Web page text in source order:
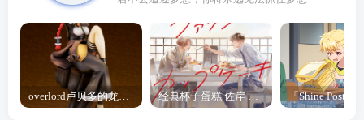
overlord卢贝多的龙王谁厉害 「Overlord」露普斯蕾琪娜·贝塔手办开订 经典杯子蛋糕 佐岸 漫画「经典杯子蛋糕」宣布真人日剧化